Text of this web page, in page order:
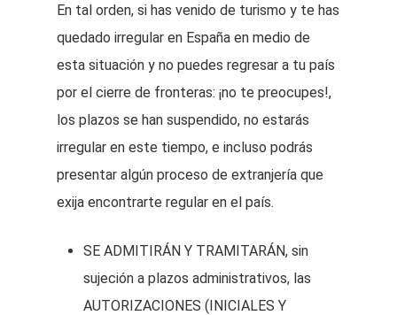
En tal orden, si has venido de turismo y te has
quedado irregular en España en medio de
esta situación y no puedes regresar a tu país
por el cierre de fronteras: ¡no te preocupes!,
los plazos se han suspendido, no estarás
irregular en este tiempo, e incluso podrás
presentar algún proceso de extranjería que
exija encontrarte regular en el país.
SE ADMITIRÁN Y TRAMITARÁN, sin
sujeción a plazos administrativos, las
AUTORIZACIONES (INICIALES Y